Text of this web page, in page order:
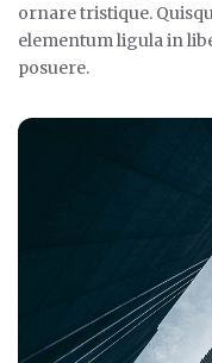
ornare tristique.
elementum ligula in
posuere.